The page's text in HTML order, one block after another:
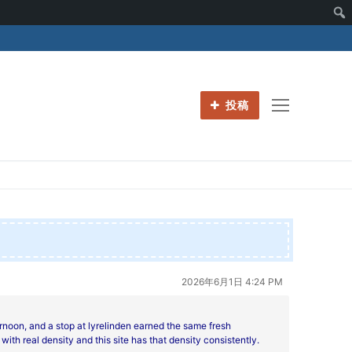
投稿
2026年6月1日 4:24 PM
and a stop at lyrelinden earned the same fresh
real density and this site has that density consistently.